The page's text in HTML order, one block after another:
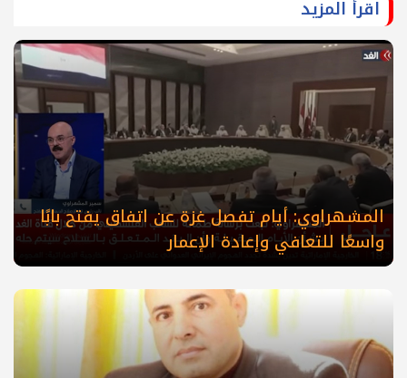
اقرأ المزيد
المشهراوي: أيام تفصل غزة عن اتفاق يفتح بابًا
واسعًا للتعافي وإعادة الإعمار